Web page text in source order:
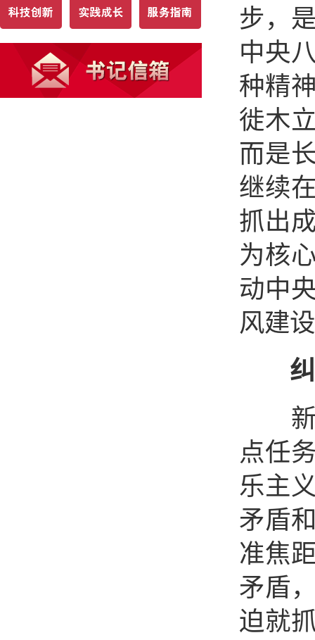
步，
中央
种精
徙木
而是
继续
抓出
为核
动中
风建
新
点任
乐主
矛盾
准焦
矛盾
迫就